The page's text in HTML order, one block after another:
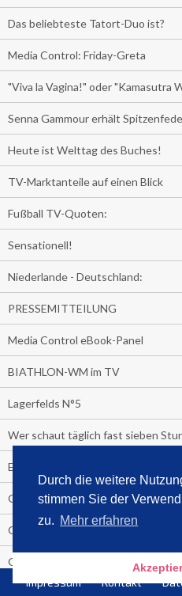
Durch die weitere
stimmen Sie der
zu. Mehr erfahren
Das beliebteste Tatort-Duo ist?
Media Control: Friday-Greta
"Viva la Vagina!" oder "Kamasutra
Senna Gammour erhält
Heute ist Welttag des Buches!
TV-Marktanteile auf einen Blick
Fußball TV-Quoten:
Sensationell!
Niederlande - Deutschland:
PRESSEMITTEILUNG
Media Control eBook-Panel
BIATHLON-WM im TV
Lagerfelds N°5
Wer schaut täglich fast sieben
Es Pilchert allerorten
Geheime Promi-Bücher-
Gratis-E-Book-Aktionen
Gefahr fürs Dschungelcamp!
PRESSEMITTEILUNG
Impressum Kontakt